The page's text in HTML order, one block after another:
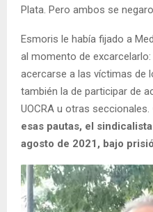
Plata. Pero ambos se
Esmoris le había fijado a
al momento de
acercarse a las víctimas de
también la de participar de
UOCRA u otras seccionales.
esas pautas, el
agosto de 2021, bajo